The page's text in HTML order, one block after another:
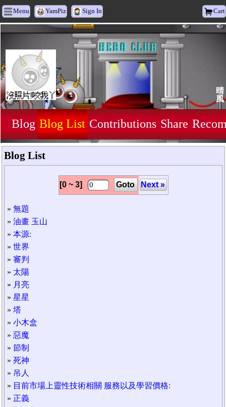
Menu YamPiz Sign In Cart
晴
風
Blog Blog List Contributions Share
Blog List
[0 ~ 3] Goto Next »
» 無題
» 油畫 玉山
» 本源:
» 世界
» 審判
» 太陽
» 月亮
» 星星
» 塔
» 小木盒
» 惡魔
» 節制
» 死神
» 吊人
» 目前市場上靈性技術相關 服務以及學習價格:
» 正義